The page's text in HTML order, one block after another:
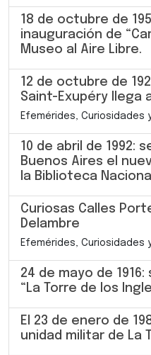
18 de octubre de
inauguración de
Museo al Aire Libre.
12 de octubre de
Saint-Exupéry llega
Efemérides, Curiosidades
10 de abril de 1992:
Buenos Aires el
la Biblioteca Nacional
Curiosas Calles
Delambre
Efemérides, Curiosidades
24 de mayo de
“La Torre de los
El 23 de enero de
unidad militar de La